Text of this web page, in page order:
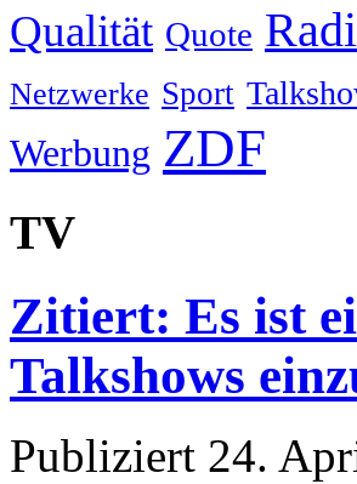
Qualität Quote
Netzwerke Sport
Werbung ZDF
TV
Zitiert: Es ist
Talkshows
Publiziert 24.